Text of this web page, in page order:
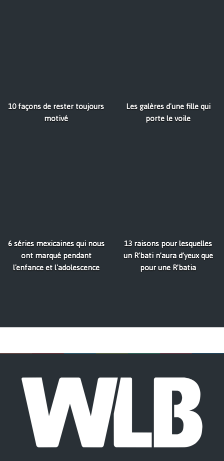
10 façons de rester toujours
motivé
Les galères d'une fille qui
porte le voile
6 séries mexicaines qui nous
ont marqué pendant
l'enfance et l'adolescence
13 raisons pour lesquelles
un R’bati n’aura d’yeux que
pour une R’batia